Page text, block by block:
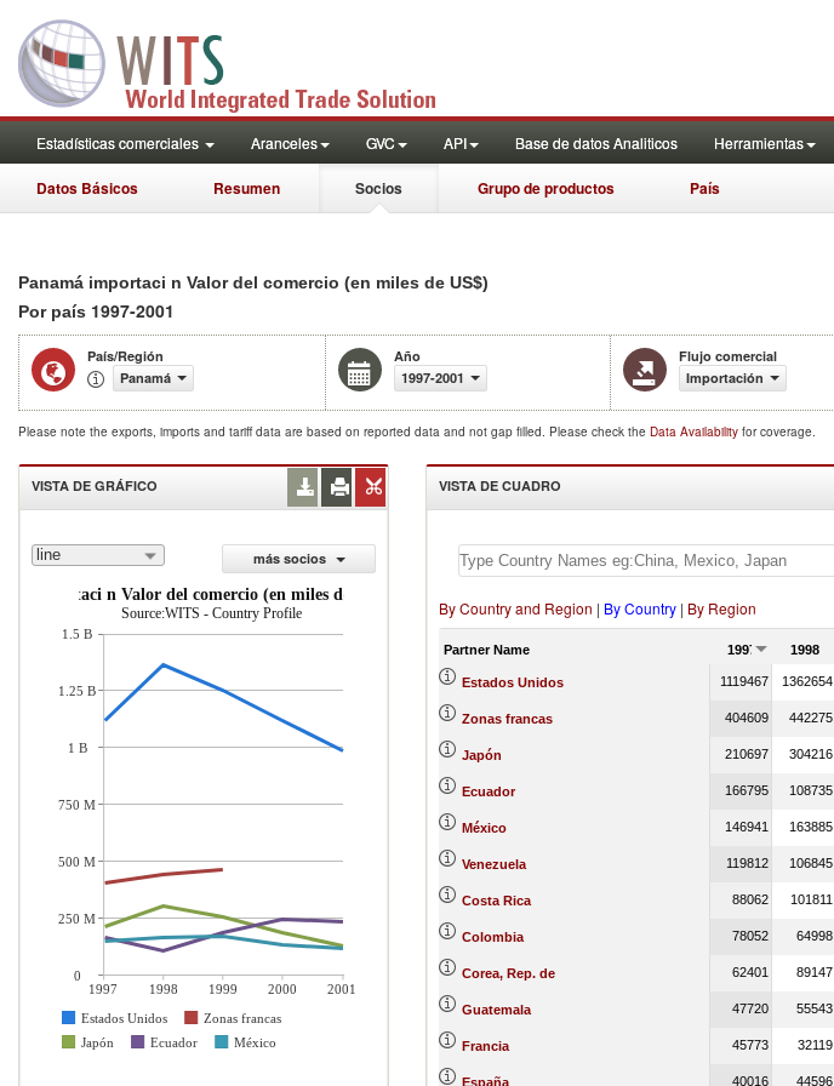
Estadísticas comerciales Aranceles GVC API Base de datos Analiticos Herramientas
Datos Básicos Resumen Socios Grupo de productos País
Panamá importaci n Valor del comercio (en miles de US$)
Por país 1997-2001
País/Región
Panamá
Año
1997-2001
Flujo comercial
Importación
Please note the exports, imports and tariff data are based on reported data and not gap filled. Please check the Data Availability for coverage.
VISTA DE GRÁFICO
line
más socios
importaci n Valor del comercio (en miles de US$)
Source:WITS - Country Profile
1997 1998 1999 2000
2001
Estados Unidos
Zonas francas
Japón
Ecuador México
1.5 B
1.25 B
1 B
750 M
500 M
250 M
0
VISTA DE CUADRO
By Country and Region | By Country | By Region
Partner Name 1997 1998
Estados Unidos 1119467 1362654
Zonas francas 404609 442275
Japón 210697 304216
Ecuador 166795 108735
México 146941 163885
Venezuela 119812 106845
Costa Rica 88062 101811
Colombia 78052 64998
Corea, Rep. de 62401 89147
Guatemala 47720 55543
Francia 45773 32119
España 40016 44596